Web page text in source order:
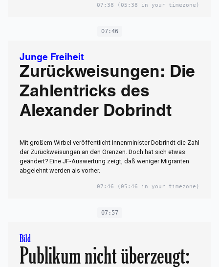
07:38 (05:38 in your timezone)
07:46
Junge Freiheit
Zurückweisungen: Die
Zahlentricks des
Alexander Dobrindt
Mit großem Wirbel veröffentlicht Innenminister Dobrindt die Zahl
der Zurückweisungen an den Grenzen. Doch hat sich etwas
geändert? Eine JF-Auswertung zeigt, daß weniger Migranten
abgelehnt werden als vorher.
07:46 (05:46 in your timezone)
07:57
Bild
Publikum nicht überzeugt: